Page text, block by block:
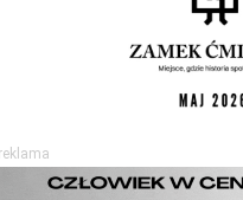
reklama